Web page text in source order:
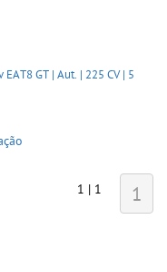
EAT8 GT | Aut. | 225 CV | 5
1 | 1 1